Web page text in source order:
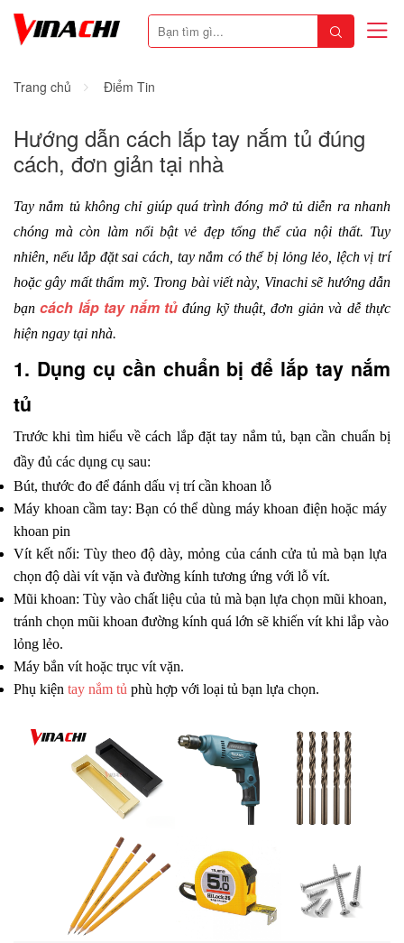
Trang chủ Điểm Tin
Hướng dẫn cách lắp tay nắm tủ đúng
cách, đơn giản tại nhà
Tay nắm tủ không chỉ giúp quá trình đóng mở tủ diễn ra nhanh
chóng mà còn làm nổi bật vẻ đẹp tổng thể của nội thất. Tuy
nhiên, nếu lắp đặt sai cách, tay nắm có thể bị lỏng lẻo, lệch vị trí
hoặc gây mất thẩm mỹ. Trong bài viết này, Vinachi sẽ hướng dẫn
bạn cách lắp tay nắm tủ đúng kỹ thuật, đơn giản và dễ thực
hiện ngay tại nhà.
1. Dụng cụ cần chuẩn bị để lắp tay nắm
tủ
Trước khi tìm hiểu về cách lắp đặt tay nắm tủ, bạn cần chuẩn bị
đầy đủ các dụng cụ sau:
Bút, thước đo để đánh dấu vị trí cần khoan lỗ
Máy khoan cầm tay: Bạn có thể dùng máy khoan điện hoặc máy
khoan pin
Vít kết nối: Tùy theo độ dày, mỏng của cánh cửa tủ mà bạn lựa
chọn độ dài vít vặn và đường kính tương ứng với lỗ vít.
Mũi khoan: Tùy vào chất liệu của tủ mà bạn lựa chọn mũi khoan,
tránh chọn mũi khoan đường kính quá lớn sẽ khiến vít khi lắp vào
lỏng lẻo.
Máy bắn vít hoặc trục vít vặn.
Phụ kiện tay nắm tủ phù hợp với loại tủ bạn lựa chọn.